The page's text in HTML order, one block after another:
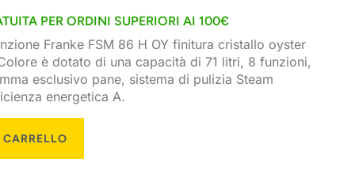
PER ORDINI SUPERIORI AI 100€
Franke FSM 86 H OY finitura cristallo oyster
è dotato di una capacità di 71 litri, 8 funzioni,
esclusivo pane, sistema di pulizia Steam
energetica A.